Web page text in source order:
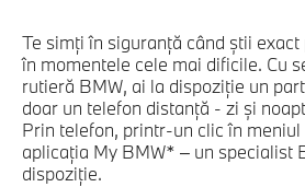
Te simţi în siguranţă când ştii
în momentele cele mai dificile. Cu
rutieră BMW, ai la dispoziţie un
doar un telefon distanţă - zi şi
Prin telefon, printr-un clic în
aplicaţia My BMW* – un specialist
dispoziţie.